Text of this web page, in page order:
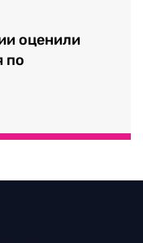
оценили
по